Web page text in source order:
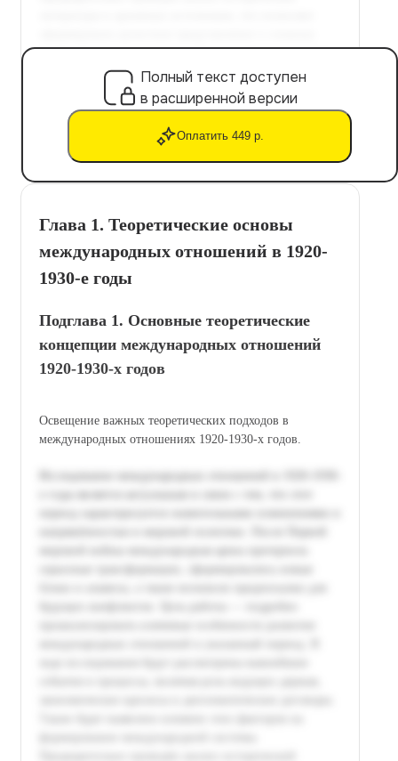
Полный текст доступен
в расширенной версии
Оплатить 449 р.
Глава 1. Теоретические основы
международных отношений в 1920-
1930-е годы
Подглава 1. Основные теоретические
концепции международных отношений
1920-1930-х годов
Освещение важных теоретических подходов в
международных отношениях 1920-1930-х годов.